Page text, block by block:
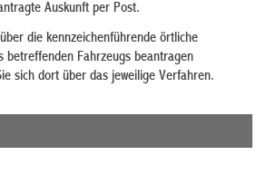
Auskunft per Post.
die kennzeichenführende örtliche
betreffenden Fahrzeugs beantragen
sich dort über das jeweilige Verfahren.